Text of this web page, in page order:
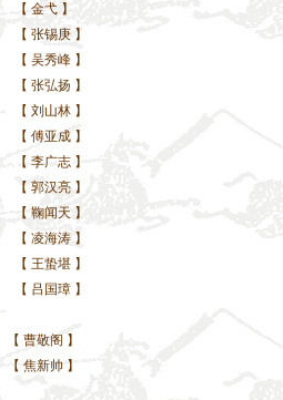
【 金弋 】
【 张锡庚 】
【 吴秀峰 】
【 张弘扬 】
【 刘山林 】
【 傅亚成 】
【 李广志 】
【 郭汉亮 】
【 鞠闻天 】
【 凌海涛 】
【 王蛰堪 】
【 吕国璋 】
【 曹敬阁 】
【 焦新帅 】